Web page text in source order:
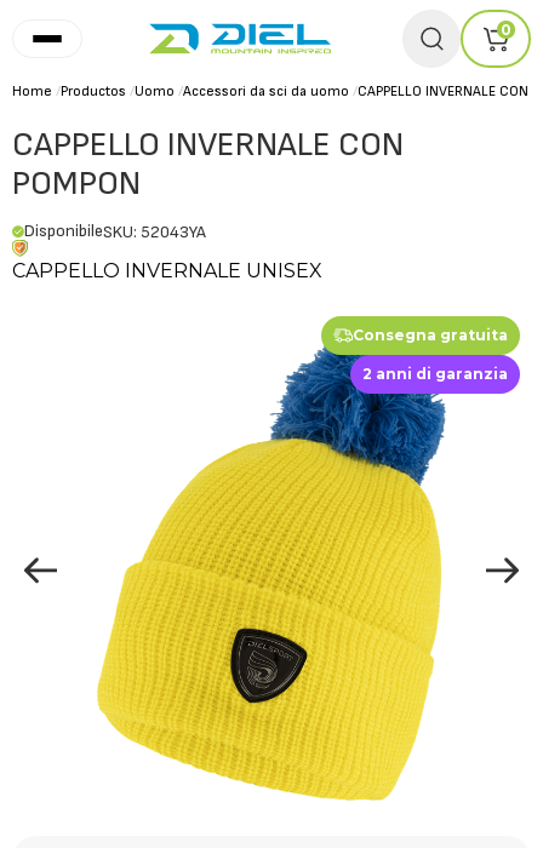
0
Home /Productos /Uomo /Accessori da sci da uomo /CAPPELLO INVERNALE CON
CAPPELLO INVERNALE CON
POMPON
DisponibileSKU: 52043YA
CAPPELLO INVERNALE UNISEX
Consegna gratuita
2 anni di garanzia